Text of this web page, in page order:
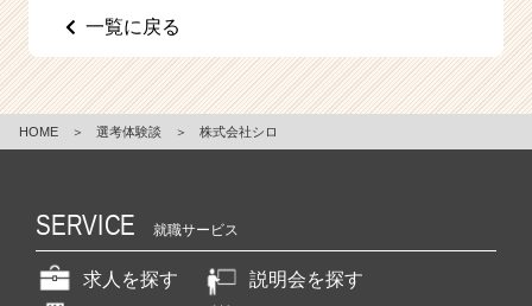
一覧に戻る
HOME ＞ 選考体験談 ＞ 株式会社シロ
SERVICE 就職サービス
求人を探す
説明会を探す